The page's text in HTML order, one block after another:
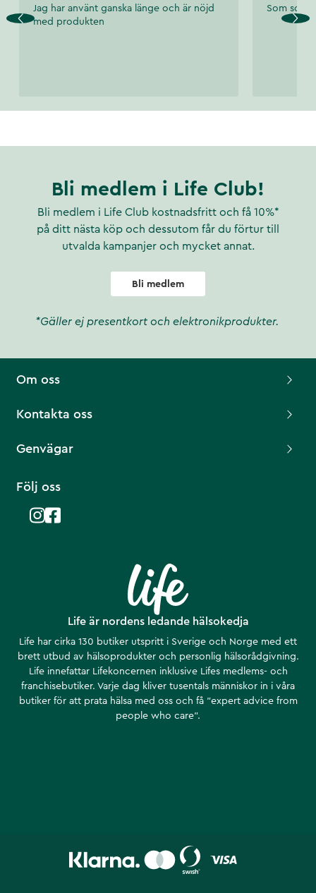
Jag har använt ganska länge och är nöjd
med produkten
Som sol i
Bli medlem i Life Club!
Bli medlem i Life Club kostnadsfritt och få 10%*
på ditt nästa köp och dessutom får du förtur till
utvalda kampanjer och mycket annat.
Bli medlem
*Gäller ej presentkort och elektronikprodukter.
Life är nordens ledande hälsokedja
Life har cirka 130 butiker utspritt i Sverige och Norge med ett
brett utbud av hälsoprodukter och personlig hälsorådgivning.
Life innefattar Lifekoncernen inklusive Lifes medlems- och
franchisebutiker. Varje dag kliver tusentals människor in i våra
butiker för att prata hälsa med oss och få ”expert advice from
people who care”.
Om oss
Kontakta oss
Genvägar
Följ oss